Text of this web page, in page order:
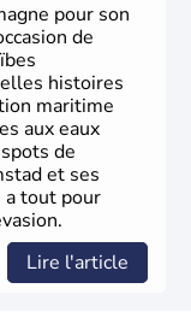
pour son
de
histoires
maritime
aux eaux
de
et ses
a tout pour
Lire l'article